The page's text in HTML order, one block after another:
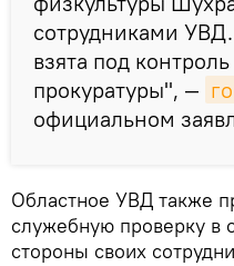
сотрудниками
взята под
прокуратуры", —
официальном
Областное УВД также
служебную проверку в
стороны своих